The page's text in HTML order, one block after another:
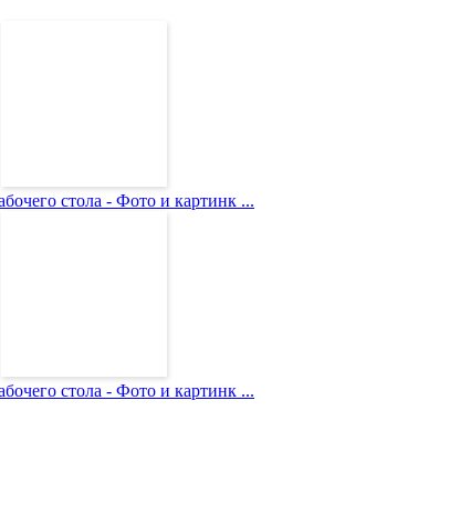
стола - Фото и картинк ...
стола - Фото и картинк ...